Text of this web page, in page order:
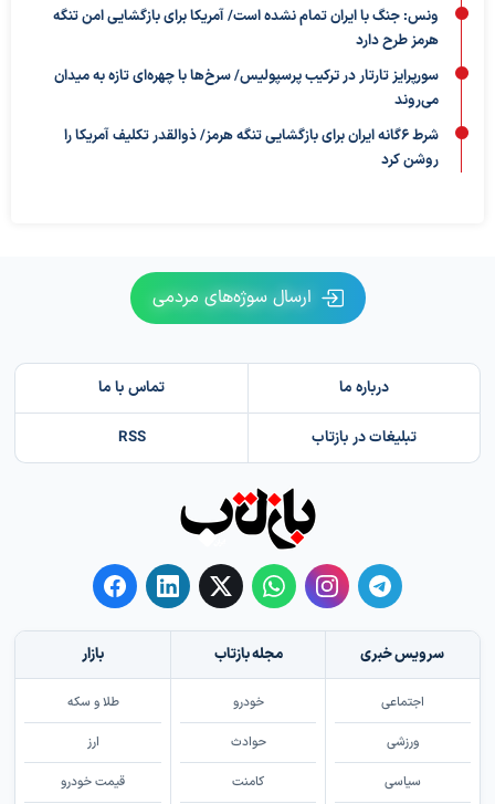
ونس: جنگ با ایران تمام نشده است/ آمریکا برای بازگشایی امن تنگه
هرمز طرح دارد
سورپرایز تارتار در ترکیب پرسپولیس/ سرخ‌ها با چهره‌ای تازه به میدان
می‌روند
شرط ۶گانه ایران برای بازگشایی تنگه هرمز/ ذوالقدر تکلیف آمریکا را
روشن کرد
ارسال سوژه‌های مردمی
درباره ما تماس با ما
تبلیغات در بازتاب RSS
سرویس خبری
اجتماعی
ورزشی
سیاسی
مجله بازتاب
خودرو
حوادث
کامنت
بازار
طلا و سکه
ارز
قیمت خودرو